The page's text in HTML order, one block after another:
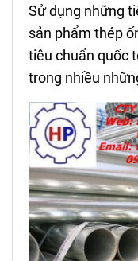
Sử dụng những
sản phẩm thép
tiêu chuẩn quốc
trong nhiều